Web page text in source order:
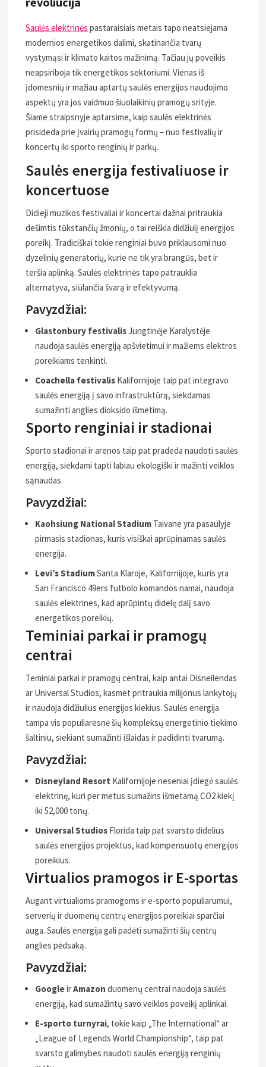
Saulės elektrinės pastaraisiais metais tapo neatsiejama
modernios energetikos dalimi, skatinančia tvarų
vystymąsi ir klimato kaitos mažinimą. Tačiau jų poveikis
neapsiriboja tik energetikos sektoriumi. Vienas iš
įdomesnių ir mažiau aptartų saulės energijos naudojimo
aspektų yra jos vaidmuo šiuolaikinių pramogų srityje.
Šiame straipsnyje aptarsime, kaip saulės elektrinės
prisideda prie įvairių pramogų formų – nuo festivalių ir
koncertų iki sporto renginių ir parkų.
Saulės energija festivaliuose ir
koncertuose
Didieji muzikos festivaliai ir koncertai dažnai pritraukia
dešimtis tūkstančių žmonių, o tai reiškia didžiulį energijos
poreikį. Tradiciškai tokie renginiai buvo priklausomi nuo
dyzelinių generatorių, kurie ne tik yra brangūs, bet ir
teršia aplinką. Saulės elektrinės tapo patrauklia
alternatyva, siūlančia švarą ir efektyvumą.
Pavyzdžiai:
Glastonbury festivalisJungtinėje Karalystėje
naudoja saulės energiją apšvietimui ir mažiems elektros
poreikiams tenkinti.
Coachella festivalis Kalifornijoje taip pat integravo
saulės energiją į savo infrastruktūrą, siekdamas
sumažinti anglies dioksido išmetimą.
Sporto renginiai ir stadionai
Sporto stadionai ir arenos taip pat pradeda naudoti saulės
energiją, siekdami tapti labiau ekologiški ir mažinti veiklos
sąnaudas.
Pavyzdžiai:
Kaohsiung National Stadium Taivane yra pasaulyje
pirmasis stadionas, kuris visiškai aprūpinamas saulės
energija.
Levi’s StadiumSanta Klaroje, Kalifornijoje, kuris yra
San Francisco 49ers futbolo komandos namai, naudoja
saulės elektrines, kad aprūpintų didelę dalį savo
energetikos poreikių.
Teminiai parkai ir pramogų
centrai
Teminiai parkai ir pramogų centrai, kaip antai Disneilendas
ar Universal Studios, kasmet pritraukia milijonus lankytojų
ir naudoja didžiulius energijos kiekius. Saulės energija
tampa vis populiaresnė šių kompleksų energetinio tiekimo
šaltiniu, siekiant sumažinti išlaidas ir padidinti tvarumą.
Pavyzdžiai:
Disneyland Resort Kalifornijoje neseniai įdiegė saulės
elektrinę, kuri per metus sumažins išmetamą CO2 kiekį
iki 52,000 tonų.
Universal Studios Florida taip pat svarsto didelius
saulės energijos projektus, kad kompensuotų energijos
poreikius.
Virtualios pramogos ir E-sportas
Augant virtualioms pramogoms ir e-sporto populiarumui,
serverių ir duomenų centrų energijos poreikiai sparčiai
auga. Saulės energija gali padėti sumažinti šių centrų
anglies pėdsaką.
Pavyzdžiai:
GoogleirAmazon duomenų centrai naudoja saulės
energiją, kad sumažintų savo veiklos poveikį aplinkai.
E-sporto turnyrai, tokie kaip „The International“ ar
„League of Legends World Championship“, taip pat
svarsto galimybes naudoti saulės energiją renginių